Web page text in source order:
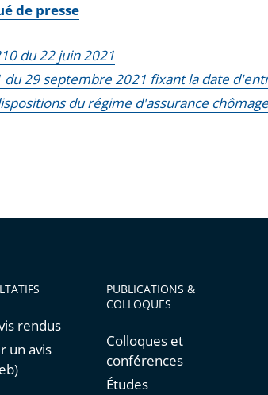
de presse
du 22 juin 2021
du 29 septembre 2021 fixant la date
du régime d'assurance
rendus
un avis
PUBLICATIONS &
COLLOQUES
Colloques et
conférences
Études